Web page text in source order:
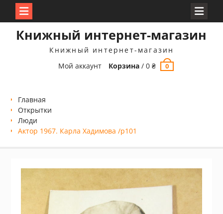
Книжный интернет-магазин
Книжный интернет-магазин
Мой аккаунт
Корзина /0₴ 0
Главная
Открытки
Люди
Актор 1967. Карла Хадимова /p101